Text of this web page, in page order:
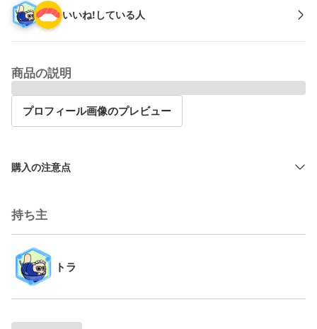
いいね!している人
商品の説明
プロフィール画像のプレビュー
購入の注意点
持ち主
トラ